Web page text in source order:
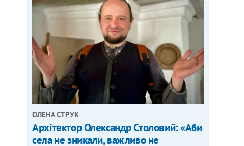
ОЛЕНА СТРУК
Архітектор Олександр Столовий: «Аби
села не зникали, важливо не